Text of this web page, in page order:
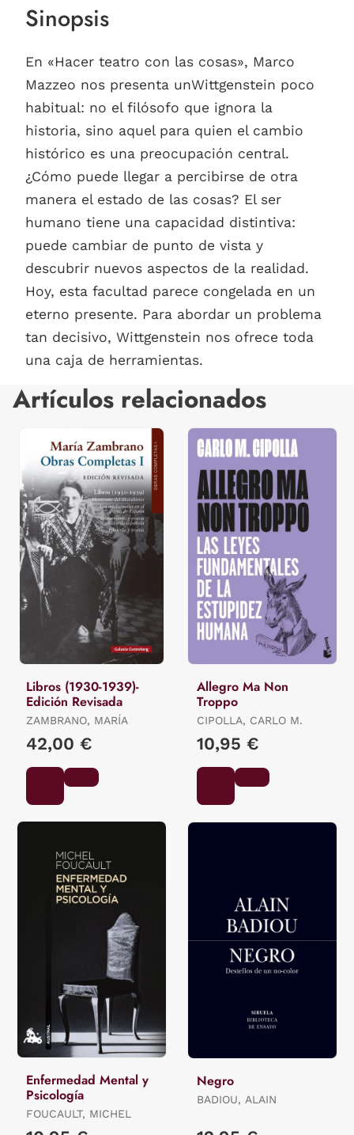
Sinopsis
En «Hacer teatro con las cosas», Marco
Mazzeo nos presenta unWittgenstein poco
habitual: no el filósofo que ignora la
historia, sino aquel para quien el cambio
histórico es una preocupación central.
¿Cómo puede llegar a percibirse de otra
manera el estado de las cosas? El ser
humano tiene una capacidad distintiva:
puede cambiar de punto de vista y
descubrir nuevos aspectos de la realidad.
Hoy, esta facultad parece congelada en un
eterno presente. Para abordar un problema
tan decisivo, Wittgenstein nos ofrece toda
una caja de herramientas.
Artículos relacionados
Libros (1930-1939)-
Edición Revisada
ZAMBRANO, MARÍA
42,00 €
Allegro Ma Non
Troppo
CIPOLLA, CARLO M.
10,95 €
Enfermedad Mental y
Psicología
FOUCAULT, MICHEL
Negro
BADIOU, ALAIN